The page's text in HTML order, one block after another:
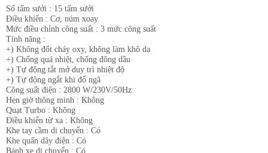
Số tấm sưởi : 15 tấm sưởi
Điều khiển : Cơ, núm xoay
Mức điều chỉnh công suất : 3 mức công suất
Tính năng :
+) Không đốt cháy oxy, không làm khô da
+) Chống quá nhiệt, chống đông dầu
+) Tự động tắt mở duy trì nhiệt độ
+) Tự động ngắt khi đổ ngã
Công suất điện : 2800 W/230V/50Hz
Hẹn giờ thông minh : Không
Quạt Turbo : Không
Điều khiển từ xa : Không
Khe tay cầm di chuyển : Có
Khe quấn dây điện : Có
Bánh xe di chuyển : Có